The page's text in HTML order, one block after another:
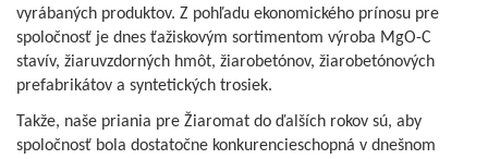
vyrábaných produktov. Z pohľadu ekonomického prínosu pre
spoločnosť je dnes ťažiskovým sortimentom výroba MgO-C
stavív, žiaruvzdorných hmôt, žiarobetónov, žiarobetónových
prefabrikátov a syntetických trosiek.
Takže, naše priania pre Žiaromat do ďalších rokov sú, aby
spoločnosť bola dostatočne konkurencieschopná v dnešnom